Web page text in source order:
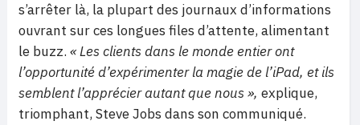
s’arrêter là, la plupart des journaux d’informations
ouvrant sur ces longues files d’attente, alimentant
le buzz. « Les clients dans le monde entier ont
l’opportunité d’expérimenter la magie de l’iPad, et ils
semblent l’apprécier autant que nous », explique,
triomphant, Steve Jobs dans son communiqué.